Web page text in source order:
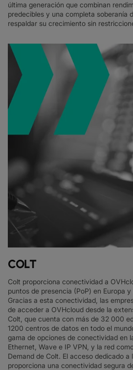
última generación que combinan
predecibles y una completa soberanía
respaldar su crecimiento sin
COLT
Colt proporciona conectividad a
puntos de presencia (PoP) en Europa y
Gracias a esta conectividad, las
de acceder a OVHcloud desde la
Colt, que cuenta con más de 32 000
1200 centros de datos en todo el
gama de opciones de conectividad en
Ethernet, Wave e IP VPN, y la red
Demand de Colt. El acceso dedicado a
proporciona una conectividad segura